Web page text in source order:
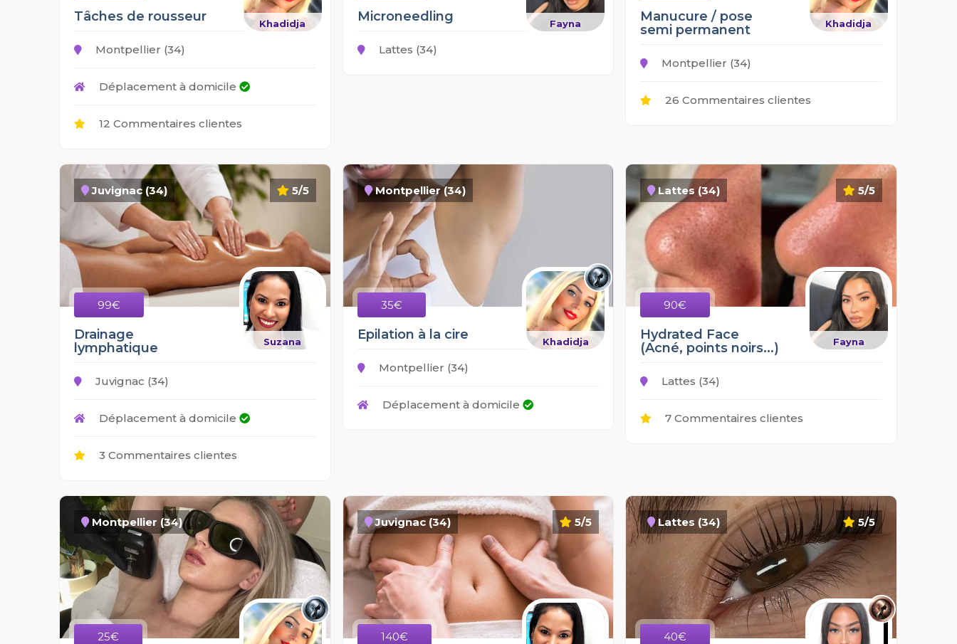
Khadidja
Tâches de rousseur
Montpellier (34)
Déplacement à domicile
12 Commentaires clientes
Fayna
Microneedling
Lattes (34)
Khadidja
Manucure / pose
semi permanent
Montpellier (34)
26 Commentaires clientes
5/5
Juvignac (34)
99€
Suzana
Drainage
lymphatique
Juvignac (34)
Déplacement à domicile
3 Commentaires clientes
Montpellier (34)
35€
Khadidja
Epilation à la cire
Montpellier (34)
Déplacement à domicile
5/5
Lattes (34)
90€
Fayna
Hydrated Face
(Acné, points noirs...)
Lattes (34)
7 Commentaires clientes
Montpellier (34)
25€
5/5
Juvignac (34)
140€
5/5
Lattes (34)
40€